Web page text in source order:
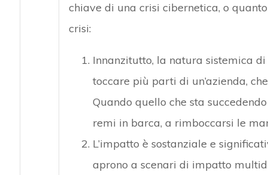
chiave di una crisi cibernetica, o
crisi:
Innanzitutto, la natura sistemica
toccare più parti di un’azienda,
Quando quello che sta
remi in barca, a rimboccarsi le
L’impatto è sostanziale e
aprono a scenari di impatto